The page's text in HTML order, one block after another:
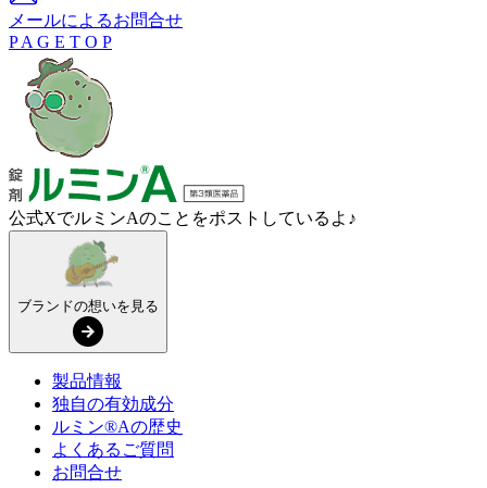
メールによるお問合せ
P A G E T O P
公式XでルミンAのことをポストしているよ♪
ブランドの想いを見る
製品情報
独自の有効成分
ルミン®︎Aの歴史
よくあるご質問
お問合せ